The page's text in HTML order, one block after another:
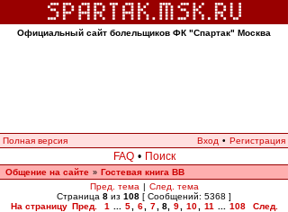
Официальный сайт болельщиков ФК "Спартак" Москва
Полная версия Вход • Регистрация
FAQ • Поиск
Общение на сайте » Гостевая книга ВВ
Пред. тема | След. тема
Страница 8 из 108 [ Сообщений: 5368 ]
На страницу Пред. 1 5 6 7 8, 9 10 11 108
След.